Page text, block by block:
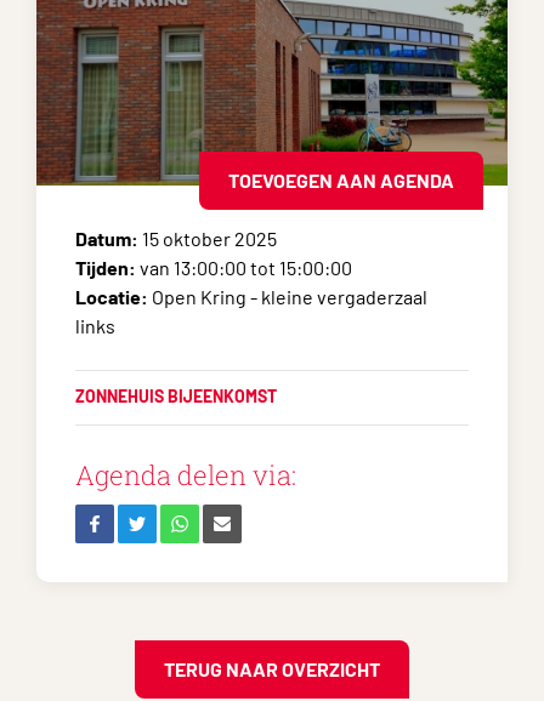
TOEVOEGEN AAN AGENDA
Datum: 15 oktober 2025
Tijden: van 13:00:00 tot 15:00:00
Locatie: Open Kring - kleine vergaderzaal
links
ZONNEHUIS BIJEENKOMST
Agenda delen via:
TERUG NAAR OVERZICHT